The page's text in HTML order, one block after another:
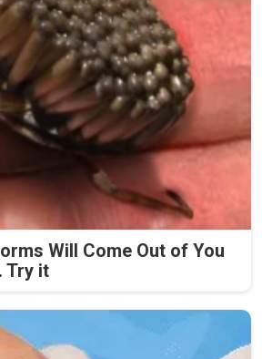
Will Come Out of You
Try it